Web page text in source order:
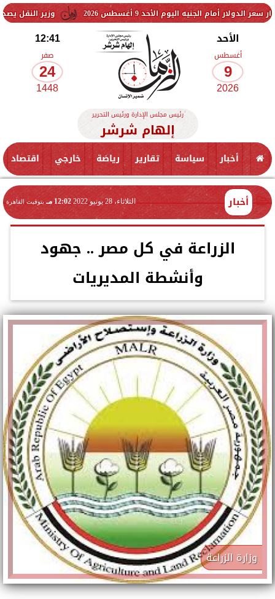
وزير النقل يصدر قرارًا بنزع اليوم الأحد 9 أغسطس 2026
الأحد
أغسطس
9
2026
12:41
صفر
24
1448
رئيس مجلس الإدارة ورئيس التحرير
إلهام شرشر
أخبار سياسة تقارير رياضة خارجي اقتصاد
أخبار الثلاثاء، 28 يونيو 2022 12:02 مـ بتوقيت القاهرة
الزراعة في كل مصر .. جهود
وأنشطة المديريات
وزارة الزراعة